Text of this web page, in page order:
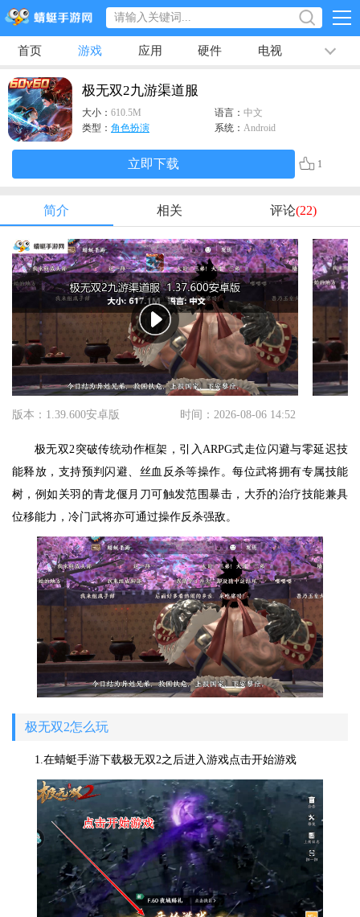
首页 游戏 应用 硬件 电视 排行榜
专题
极无双2九游渠道服
大小： 610.5M 语言： 中文
类型： 角色扮演 系统： Android
立即下载 1
简介 相关 评论(22)
版本：1.39.600安卓版 时间：2026-08-06 14:52
极无双2突破传统动作框架，引入ARPG式走位闪避与零延迟技
能释放，支持预判闪避、丝血反杀等操作。每位武将拥有专属技能
树，例如关羽的青龙偃月刀可触发范围暴击，大乔的治疗技能兼具
位移能力，冷门武将亦可通过操作反杀强敌。
极无双2怎么玩
1.在蜻蜓手游下载极无双2之后进入游戏点击开始游戏